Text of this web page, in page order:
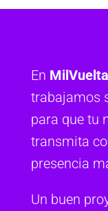
En
trabajamos
para que tu
transmita
presencia
Un buen